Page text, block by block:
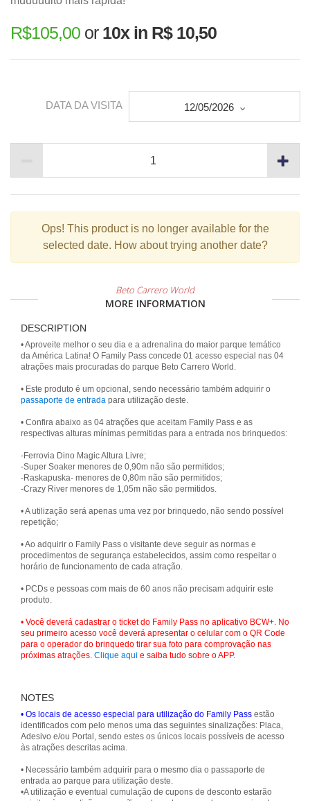
R$105,00 or 10x in R$ 10,50
DATA DA VISITA 12/05/2026
Ops! This product is no longer available for the
selected date. How about trying another date?
Beto Carrero World
MORE INFORMATION
DESCRIPTION
• Aproveite melhor o seu dia e a adrenalina do maior parque temático
da América Latina! O Family Pass concede 01 acesso especial nas 04
atrações mais procuradas do parque Beto Carrero World.
• Este produto é um opcional, sendo necessário também adquirir o
passaporte de entrada para utilização deste.
• Confira abaixo as 04 atrações que aceitam Family Pass e as
respectivas alturas mínimas permitidas para a entrada nos brinquedos:
-Ferrovia Dino Magic Altura Livre;
-Super Soaker menores de 0,90m não são permitidos;
-Raskapuska- menores de 0,80m não são permitidos;
-Crazy River menores de 1,05m não são permitidos.
• A utilização será apenas uma vez por brinquedo, não sendo possível
repetição;
• Ao adquirir o Family Pass o visitante deve seguir as normas e
procedimentos de segurança estabelecidos, assim como respeitar o
horário de funcionamento de cada atração.
• PCDs e pessoas com mais de 60 anos não precisam adquirir este
produto.
• Você deverá cadastrar o ticket do Family Pass no aplicativo BCW+. No
seu primeiro acesso você deverá apresentar o celular com o QR Code
para o operador do brinquedo tirar sua foto para comprovação nas
próximas atrações. Clique aqui e saiba tudo sobre o APP.
NOTES
• Os locais de acesso especial para utilização do Family Pass estão
identificados com pelo menos uma das seguintes sinalizações: Placa,
Adesivo e/ou Portal, sendo estes os únicos locais possíveis de acesso
às atrações descritas acima.
• Necessário também adquirir para o mesmo dia o passaporte de
entrada ao parque para utilização deste.
•A utilização e eventual cumulação de cupons de desconto estarão